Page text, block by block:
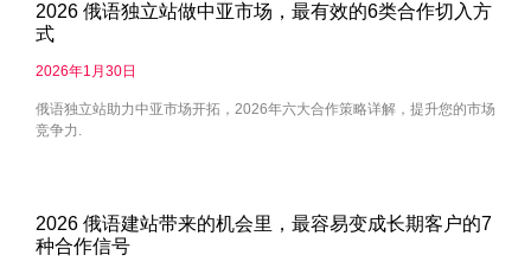
2026 俄语独立站做中亚市场，最有效的6类合作切入方
式
2026年1月30日
俄语独立站助力中亚市场开拓，2026年六大合作策略详解，提升您的市场
竞争力.
2026 俄语建站带来的机会里，最容易变成长期客户的7
种合作信号